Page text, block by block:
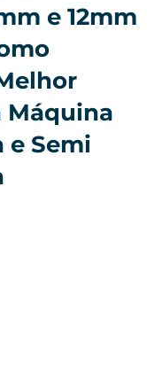
e 12mm
Máquina
Semi